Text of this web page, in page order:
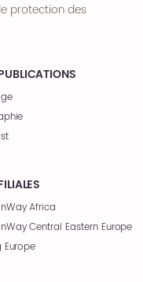
Africa
Central Eastern Europe
Europe
protection des